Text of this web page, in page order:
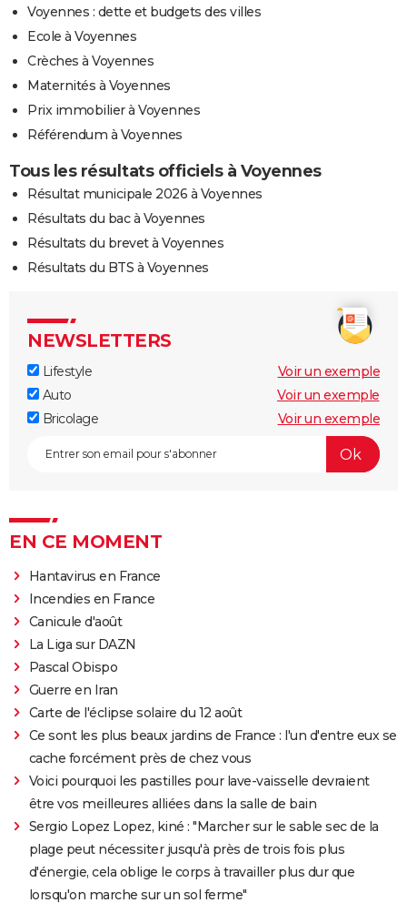
Voyennes : dette et budgets des villes
Ecole à Voyennes
Crèches à Voyennes
Maternités à Voyennes
Prix immobilier à Voyennes
Référendum à Voyennes
Tous les résultats officiels à Voyennes
Résultat municipale 2026 à Voyennes
Résultats du bac à Voyennes
Résultats du brevet à Voyennes
Résultats du BTS à Voyennes
NEWSLETTERS
Lifestyle
Voir un exemple
Auto
Voir un exemple
Bricolage
Voir un exemple
EN CE MOMENT
Hantavirus en France
Incendies en France
Canicule d'août
La Liga sur DAZN
Pascal Obispo
Guerre en Iran
Carte de l'éclipse solaire du 12 août
Ce sont les plus beaux jardins de France : l'un d'entre eux se
cache forcément près de chez vous
Voici pourquoi les pastilles pour lave-vaisselle devraient
être vos meilleures alliées dans la salle de bain
Sergio Lopez Lopez, kiné : "Marcher sur le sable sec de la
plage peut nécessiter jusqu'à près de trois fois plus
d'énergie, cela oblige le corps à travailler plus dur que
lorsqu'on marche sur un sol ferme"